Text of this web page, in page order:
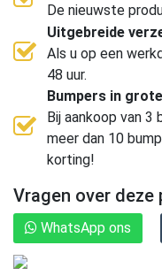
De nieuwste
Uitgebreide
Als u op een
48 uur.
Bumpers in
Bij aankoop van 3
meer dan 10
korting!
Vragen over deze
WhatsApp ons